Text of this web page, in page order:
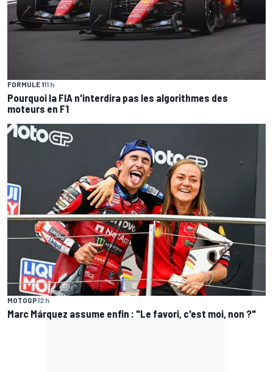
FORMULE 111 h
Pourquoi la FIA n'interdira pas les algorithmes des
moteurs en F1
MOTOGP12 h
Marc Márquez assume enfin : "Le favori, c'est moi, non ?"